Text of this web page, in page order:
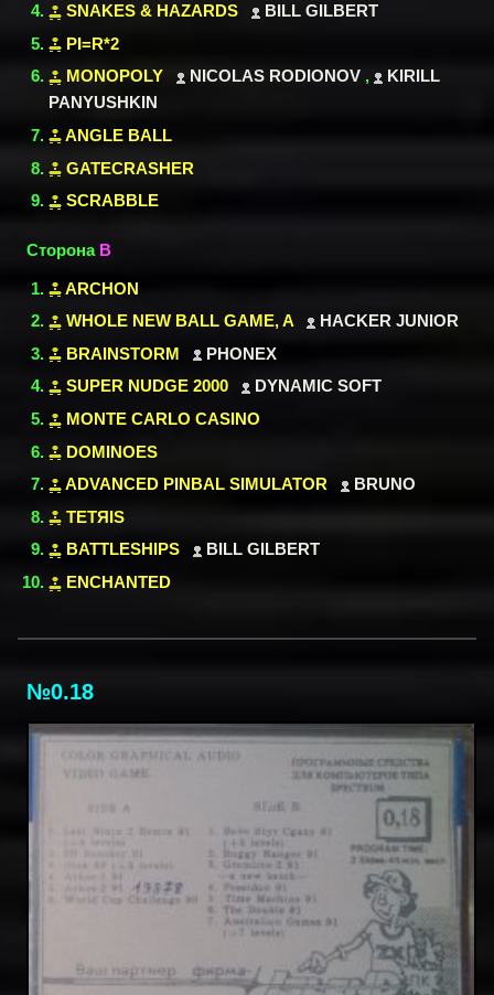
SNAKES & HAZARDS
BILL GILBERT
PI=R*2
MONOPOLY
NICOLAS RODIONOV ,
KIRILL
PANYUSHKIN
ANGLE BALL
GATECRASHER
SCRABBLE
Сторона B
ARCHON
WHOLE NEW BALL GAME, A
HACKER JUNIOR
BRAINSTORM
PHONEX
SUPER NUDGE 2000
DYNAMIC SOFT
MONTE CARLO CASINO
DOMINOES
ADVANCED PINBAL SIMULATOR
BRUNO
TETЯIS
BATTLESHIPS
BILL GILBERT
ENCHANTED
№0.18